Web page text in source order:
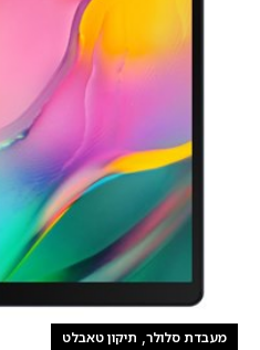
מעבדת סלולר, תיקון טאבלט